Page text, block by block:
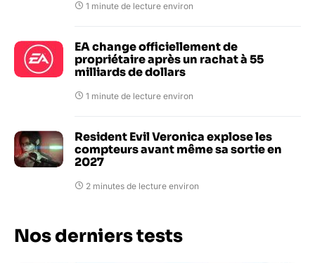
1 minute de lecture environ
EA change officiellement de
propriétaire après un rachat à 55
milliards de dollars
1 minute de lecture environ
Resident Evil Veronica explose les
compteurs avant même sa sortie en
2027
2 minutes de lecture environ
Nos derniers tests